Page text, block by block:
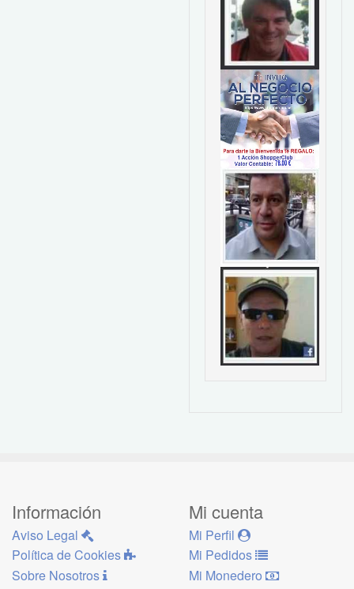
Información
Aviso Legal
Política de Cookies
Sobre Nosotros
Mi cuenta
Mi Perfil
Mi Pedidos
Mi Monedero